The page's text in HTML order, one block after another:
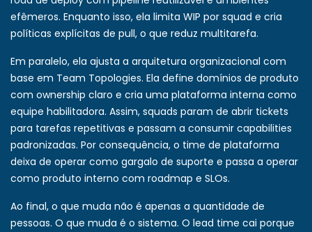
efêmeros. Enquanto isso, ela limita WIP por squad e cria
políticas explícitas de pull, o que reduz multitarefa.
Em paralelo, ela ajusta a arquitetura organizacional com
base em Team Topologies. Ela define domínios de produto
com ownership claro e cria uma plataforma interna como
equipe habilitadora. Assim, squads param de abrir tickets
para tarefas repetitivas e passam a consumir capabilities
padronizadas. Por consequência, o time de plataforma
deixa de operar como gargalo de suporte e passa a operar
como produto interno com roadmap e SLOs.
Ao final, o que muda não é apenas a quantidade de
pessoas. O que muda é o sistema. O lead time cai porque